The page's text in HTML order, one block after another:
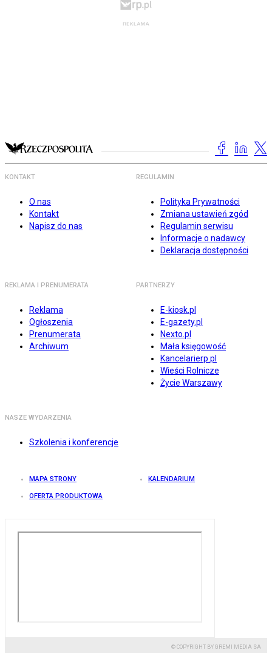
KONTAKT
O nas
Kontakt
Napisz do nas
REGULAMIN
Polityka Prywatności
Zmiana ustawień zgód
Regulamin serwisu
Informacje o nadawcy
Deklaracja dostępności
REKLAMA I PRENUMERATA
Reklama
Ogłoszenia
Prenumerata
Archiwum
PARTNERZY
E-kiosk.pl
E-gazety.pl
Nexto.pl
Mała księgowość
Kancelarierp.pl
Wieści Rolnicze
Życie Warszawy
NASZE WYDARZENIA
Szkolenia i konferencje
MAPA STRONY KALENDARIUM
OFERTA PRODUKTOWA
© COPYRIGHT BY GREMI MEDIA SA